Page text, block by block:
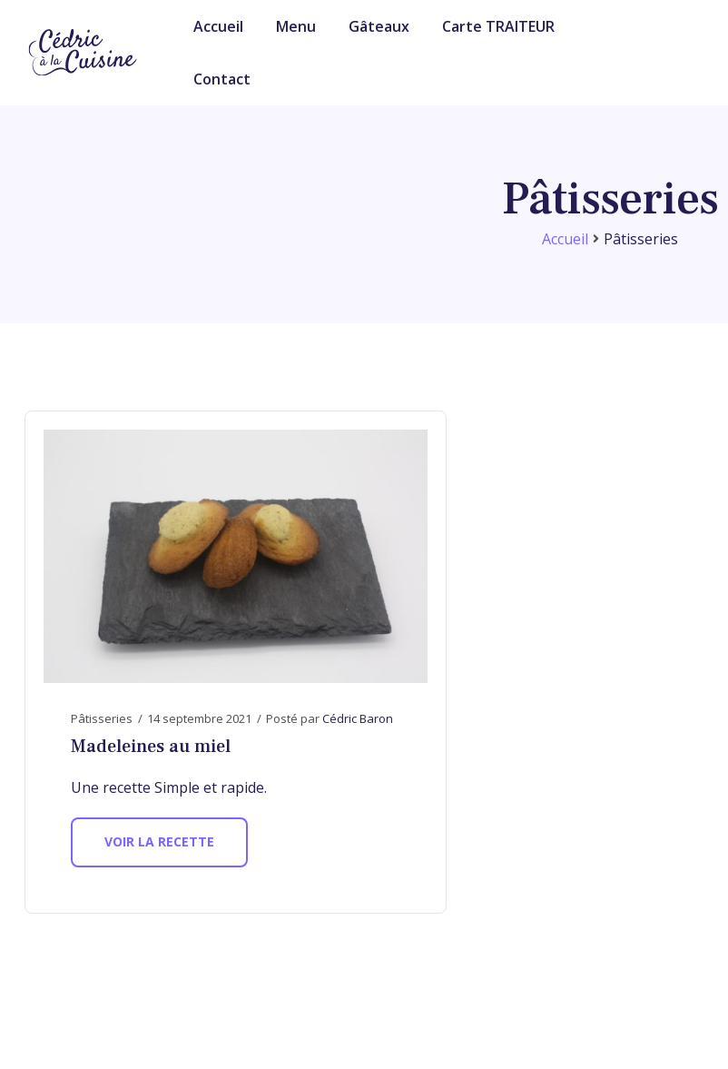
Accueil Menu Gâteaux Carte TRAITEUR
Contact
Pâtisseries
Accueil Pâtisseries
Pâtisseries 14 septembre 2021 Posté parCédric Baron
Madeleines au miel
Une recette Simple et rapide.
VOIR LA RECETTE